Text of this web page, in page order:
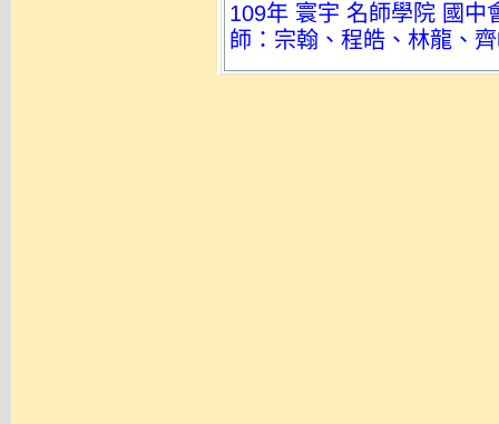
109年 寰宇 名師學院 國中
師：宗翰、程皓、林龍、